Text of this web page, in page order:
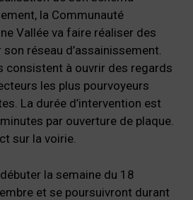
la Communauté
Vallée va faire réaliser des
réseau d’assainissement.
consistent à ouvrir des regards
les plus pourvoyeurs
La durée d’intervention est
par ouverture de plaque.
sur la voirie.
la semaine du 18
et se poursuivront durant